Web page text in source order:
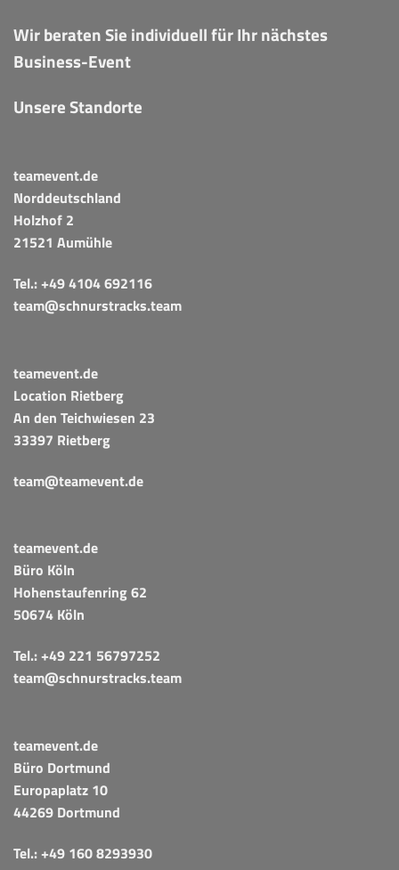
Wir beraten Sie individuell für Ihr nächstes
Business-Event
Unsere Standorte
teamevent.de
Norddeutschland
Holzhof 2
21521 Aumühle
Tel.:+49 4104 692116
team@schnurstracks.team
teamevent.de
Location Rietberg
An den Teichwiesen 23
33397 Rietberg
team@teamevent.de
teamevent.de
Büro Köln
Hohenstaufenring 62
50674 Köln
Tel.:+49 221 56797252
team@schnurstracks.team
teamevent.de
Büro Dortmund
Europaplatz 10
44269 Dortmund
Tel.:+49 160 8293930